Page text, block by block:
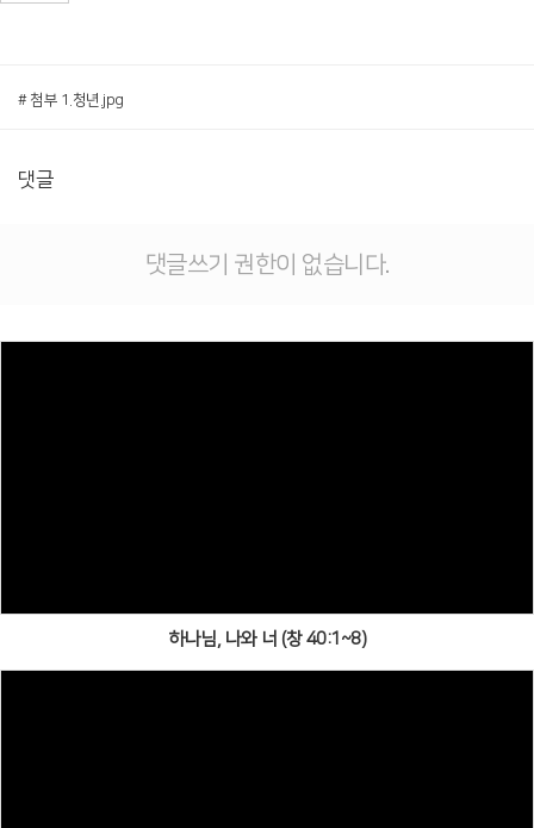
# 첨부 1.청년.jpg
댓글
댓글쓰기 권한이 없습니다.
하나님, 나와 너 (창 40:1~8)